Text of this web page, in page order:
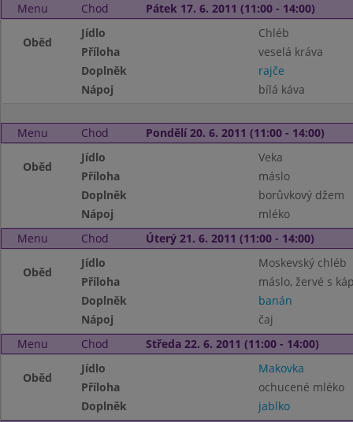
Menu
Chod Pátek 17. 6. 2011 (11:00 - 14:00)
Oběd
Jídlo
Chléb
Příloha
veselá kráva
Doplněk
rajče
Nápoj
bílá káva
Menu Chod Pondělí 20. 6. 2011 (11:00 - 14:00)
Oběd
Jídlo
Veka
Příloha
máslo
Doplněk
borůvkový džem
Nápoj
mléko
Menu
Chod Úterý 21. 6. 2011 (11:00 - 14:00)
Oběd
Jídlo
Moskevský chléb
Příloha
máslo, žervé s
Doplněk
banán
Nápoj
čaj
Menu
Chod Středa 22. 6. 2011 (11:00 - 14:00)
Oběd
Jídlo
Makovka
Příloha
ochucené mléko
Doplněk
jablko